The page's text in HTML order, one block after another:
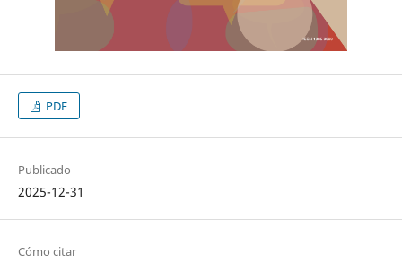
PDF
Publicado
2025-12-31
Cómo citar